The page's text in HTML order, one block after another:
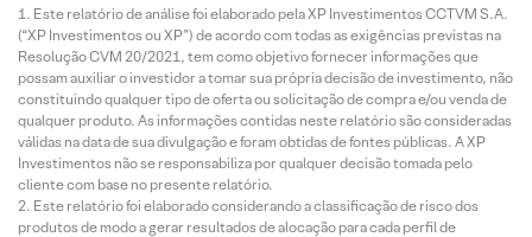
Este relatório de análise foi elaborado pela XP Investimentos CCTVM S.A.
(“XP Investimentos ou XP”) de acordo com todas as exigências previstas na
Resolução CVM 20/2021, tem como objetivo fornecer informações que
possam auxiliar o investidor a tomar sua própria decisão de investimento, não
constituindo qualquer tipo de oferta ou solicitação de compra e/ou venda de
qualquer produto. As informações contidas neste relatório são consideradas
válidas na data de sua divulgação e foram obtidas de fontes públicas. A XP
Investimentos não se responsabiliza por qualquer decisão tomada pelo
cliente com base no presente relatório.
Este relatório foi elaborado considerando a classificação de risco dos
produtos de modo a gerar resultados de alocação para cada perfil de